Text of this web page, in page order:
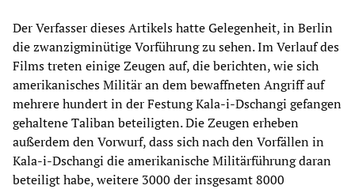
Der Verfasser dieses Artikels hatte Gelegenheit, in Berlin
die zwanzigminütige Vorführung zu sehen. Im Verlauf des
Films treten einige Zeugen auf, die berichten, wie sich
amerikanisches Militär an dem bewaffneten Angriff auf
mehrere hundert in der Festung Kala-i-Dschangi gefangen
gehaltene Taliban beteiligten. Die Zeugen erheben
außerdem den Vorwurf, dass sich nach den Vorfällen in
Kala-i-Dschangi die amerikanische Militärführung daran
beteiligt habe, weitere 3000 der insgesamt 8000